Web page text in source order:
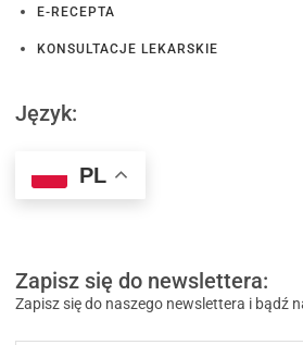
E-RECEPTA
KONSULTACJE LEKARSKIE
Język:
PL
Zapisz się do newslettera:
Zapisz się do naszego newslettera i bądź